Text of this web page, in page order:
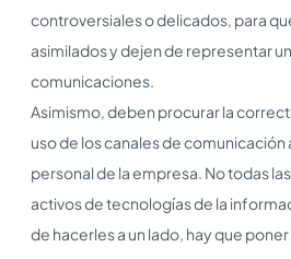
controversiales o delicados, para
asimilados y dejen de representar
comunicaciones.
Asimismo, deben procurar la
uso de los canales de
personal de la empresa. No todas
activos de tecnologías de la
de hacerles a un lado, hay que